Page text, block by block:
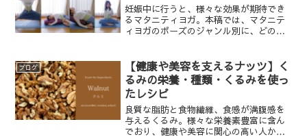
妊娠中に行うと、様々な効果が期待でき
るマタニティヨガ。本稿では、マタニテ
ィヨガのポーズのジャンル別に、どのよ
ブログ
【健康や美容を支えるナッツ】く
るみの栄養・種類・くるみを使っ
たレシピ
良質な脂肪と食物繊維、食感が満腹感を
与えるくるみ。様々な栄養素豊富に含ん
でおり、健康や美容に関心の高い人から